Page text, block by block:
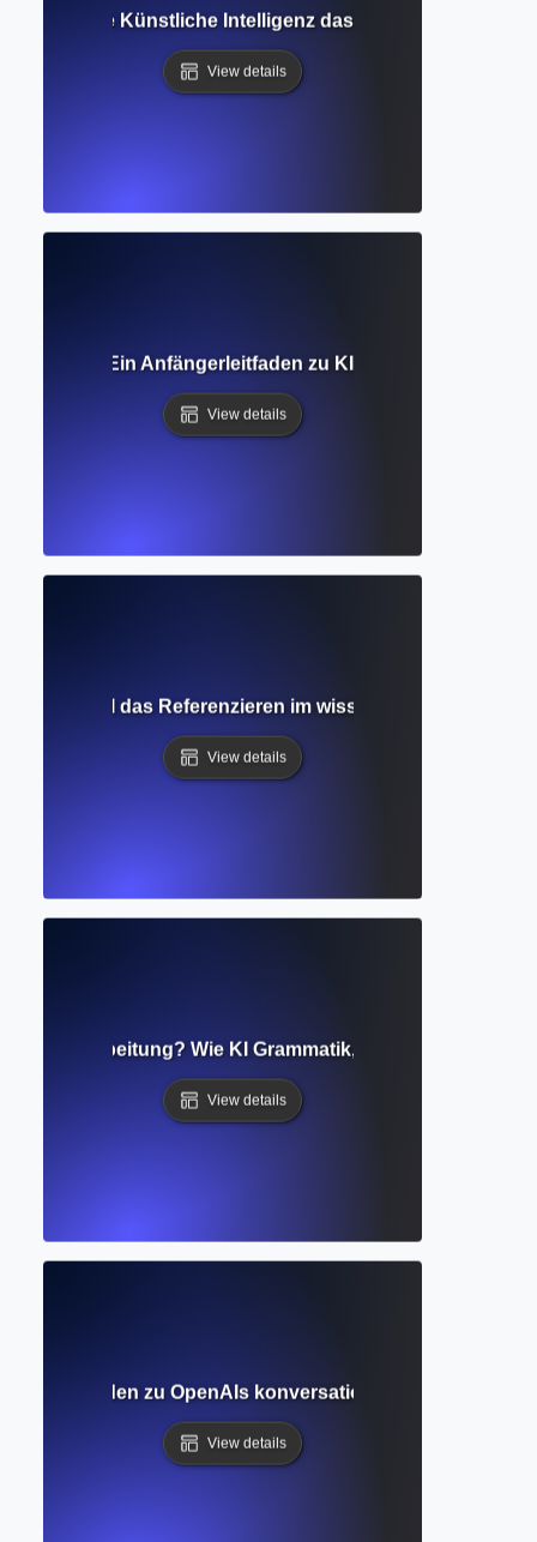
Wie Künstliche Intelligenz das akademische
View details
Ein Anfängerleitfaden zu KI und ihrer Rolle
View details
Wie KI das Referenzieren im wissenschaftlichen
View details
Bearbeitung? Wie KI Grammatik, Stil und Klarheit
View details
Leitfaden zu OpenAIs konversationaler KI für
View details